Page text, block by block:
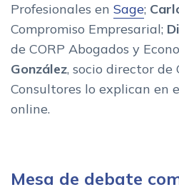
Profesionales en Sage;
Compromiso Empresarial;
de CORP Abogados y
González, socio director de
Consultores lo explican en
online.
Mesa de debate